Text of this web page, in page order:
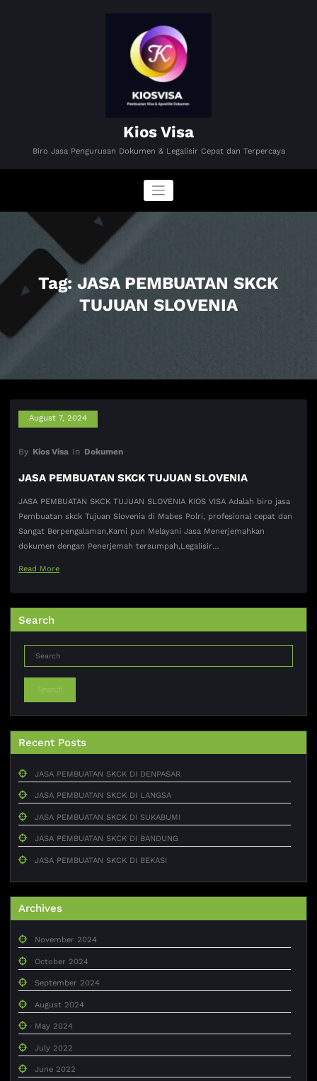
Kios Visa
Biro Jasa Pengurusan Dokumen & Legalisir Cepat dan Terpercaya
Tag: JASA PEMBUATAN SKCK
TUJUAN SLOVENIA
August 7, 2024
By Kios Visa In Dokumen
JASA PEMBUATAN SKCK TUJUAN SLOVENIA
JASA PEMBUATAN SKCK TUJUAN SLOVENIA KIOS VISA Adalah biro jasa
Pembuatan skck Tujuan Slovenia di Mabes Polri, profesional cepat dan
Sangat Berpengalaman,Kami pun Melayani Jasa Menerjemahkan
dokumen dengan Penerjemah tersumpah,Legalisir…
Read More
Search
Search
Recent Posts
JASA PEMBUATAN SKCK DI DENPASAR
JASA PEMBUATAN SKCK DI LANGSA
JASA PEMBUATAN SKCK DI SUKABUMI
JASA PEMBUATAN SKCK DI BANDUNG
JASA PEMBUATAN SKCK DI BEKASI
Archives
November 2024
October 2024
September 2024
August 2024
May 2024
July 2022
June 2022